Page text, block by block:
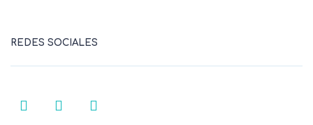
REDES SOCIALES